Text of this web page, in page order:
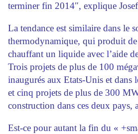
terminer fin 2014″, explique
La tendance est similaire dans le
thermodynamique, qui produit de
chauffant un liquide avec l’aide
Trois projets de plus de 100
inaugurés aux Etats-Unis et dans
et cinq projets de plus de 300
construction dans ces deux pays,
Est-ce pour autant la fin du «